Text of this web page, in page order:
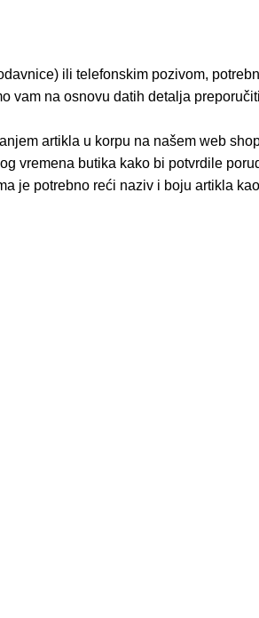
ili telefonskim pozivom,
vam na osnovu datih detalja
artikla u korpu na našem web
vremena butika kako bi potvrdile
je potrebno reći naziv i boju artikla